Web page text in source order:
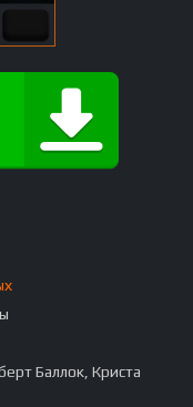
Баллок, Криста